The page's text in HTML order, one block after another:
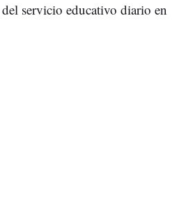
servicio educativo diario en